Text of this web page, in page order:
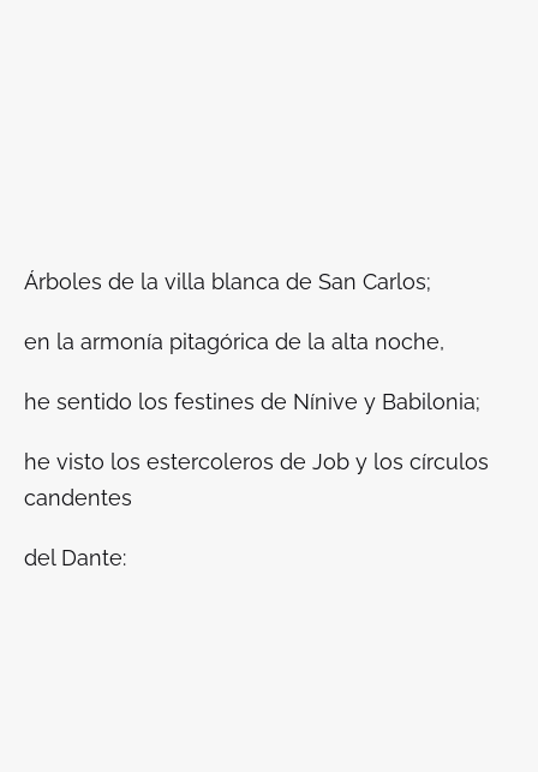
Árboles de la villa blanca de San Carlos;
en la armonía pitagórica de la alta noche,
he sentido los festines de Nínive y Babilonia;
he visto los estercoleros de Job y los círculos
candentes
del Dante: